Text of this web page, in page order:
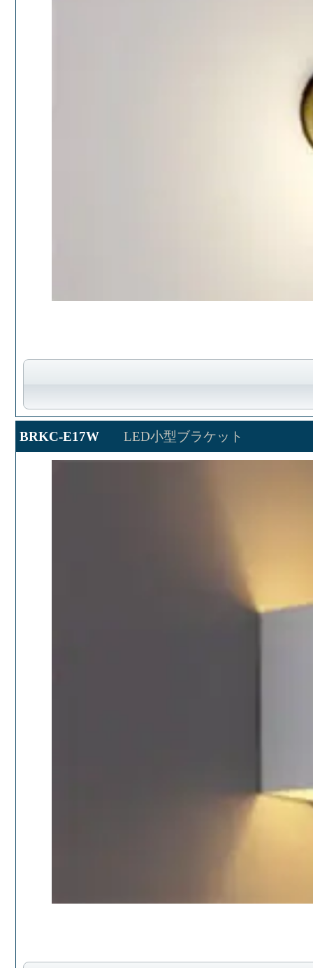
BRKC-E17W LED小型ブラケット